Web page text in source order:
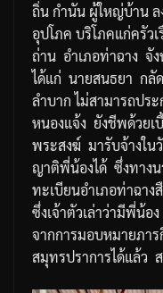
ถิ่นกำนัน ผู้ใหญ่บ้าน
อุปโภค บริโภคแก่ครัว
ถ่าน อำเภอท่าฉาง จั
ได้แก่ นายสนธยา กลั
ลำบาก ไม่สามารถปร
หนองแจ้ง ยังชีพด้วยเ
พระสงฆ์ มารับจ้างใน
ญาติพี่น้องได้ ซึ่งทาง
ทะเบียนอำเภอท่าฉา
ซึ่งเจ้าตัวเล่าว่ามีพี่น้อง
จากการมอบหมายภา
สมุทรปราการได้แล้ว